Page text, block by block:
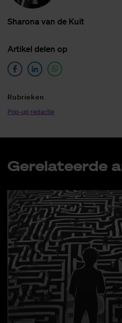
Sha­ro­na van de Kuit
Ar­ti­kel de­len op
Ru­brie­ken
Pop-up redactie
Ge­re­la­teer­de